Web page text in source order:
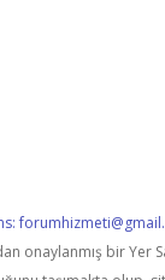
onaylanmış bir